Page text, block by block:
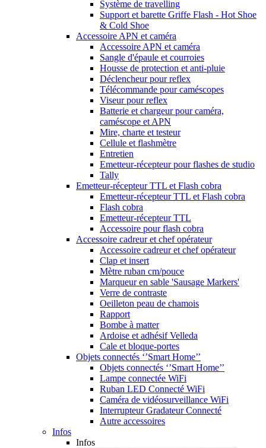
Système de travelling
Support et barette Griffe Flash - Hot Shoe
& Cold Shoe
Accessoire APN et caméra
Accessoire APN et caméra
Sangle d'épaule et courroies
Housse de protection et anti-pluie
Déclencheur pour reflex
Télécommande pour caméscopes
Viseur pour reflex
Batterie et chargeur pour caméra,
caméscope et APN
Mire, charte et testeur
Cellule et flashmètre
Entretien
Emetteur-récepteur pour flashes de studio
Tally
Emetteur-récepteur TTL et Flash cobra
Emetteur-récepteur TTL et Flash cobra
Flash cobra
Emetteur-récepteur TTL
Accessoire pour flash cobra
Accessoire cadreur et chef opérateur
Accessoire cadreur et chef opérateur
Clap et insert
Mètre ruban cm/pouce
Marqueur en sable 'Sausage Markers'
Verre de contraste
Oeilleton peau de chamois
Rapport
Bombe à matter
Ardoise et adhésif Velleda
Cale et bloque-portes
Objets connectés ‘’Smart Home’’
Objets connectés ‘’Smart Home’’
Lampe connectée WiFi
Ruban LED Connecté WiFi
Caméra de vidéosurveillance WiFi
Interrupteur Gradateur Connecté
Autre accessoires
Infos
Infos